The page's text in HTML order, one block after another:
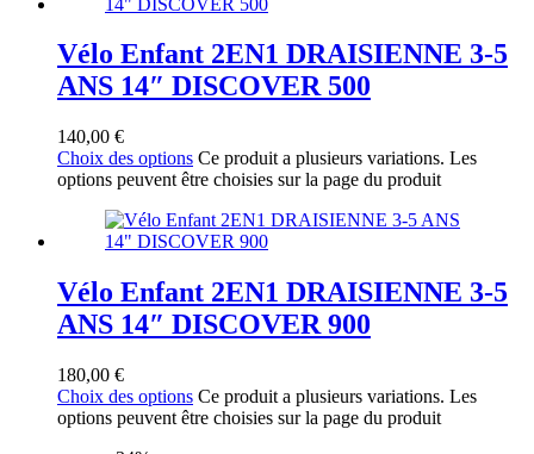
Vélo Enfant 2EN1 DRAISIENNE 3-5
ANS 14″ DISCOVER 500
140,00 €
Choix des options Ce produit a plusieurs variations. Les
options peuvent être choisies sur la page du produit
Vélo Enfant 2EN1 DRAISIENNE 3-5
ANS 14″ DISCOVER 900
180,00 €
Choix des options Ce produit a plusieurs variations. Les
options peuvent être choisies sur la page du produit